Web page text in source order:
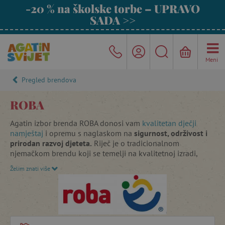
-20 % na školske torbe – UPRAVO
SADA >>
Meni
Pregled brendova
ROBA
Agatin izbor brenda ROBA donosi vam kvalitetan dječji
namještaj i opremu s naglaskom na sigurnost, održivost i
prirodan razvoj djeteta. Riječ je o tradicionalnom
njemačkom brendu koji se temelji na kvalitetnoj izradi,
bezvremenskom dizajnu i odgovornom pristupu
proizvodnji.
Brend je snažno inspiriran Montessori pristupom
djetetovu samostalnost, prirodno kretanje i mogućnost
aktivnog istraživanja svijeta vlastitim tempom. Namještaj i
Želim znati više